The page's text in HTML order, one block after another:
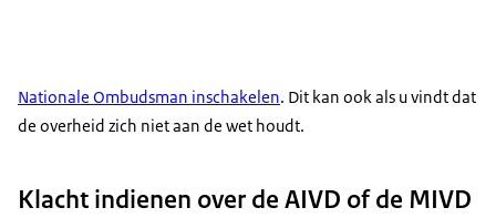
Nationale Ombudsman inschakelen. Dit kan ook als u vindt dat
de overheid zich niet aan de wet houdt.
Klacht indienen over de AIVD of de MIVD